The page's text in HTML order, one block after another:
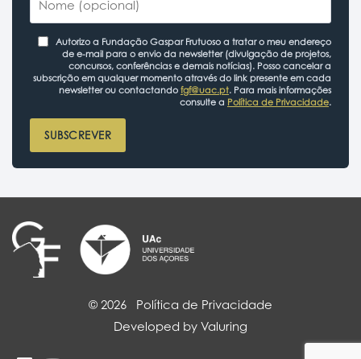
Autorizo a Fundação Gaspar Frutuoso a tratar o meu endereço
de e-mail para o envio da newsletter (divulgação de projetos,
concursos, conferências e demais notícias). Posso cancelar a
subscrição em qualquer momento através do link presente em cada
newsletter ou contactando fgf@uac.pt. Para mais informações
consulte a Política de Privacidade.
SUBSCREVER
© 2026 Política de Privacidade
Developed by Valuring